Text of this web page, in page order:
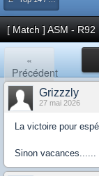
[ Match ] ASM - R92
«
Précédent
Grizzzly
27 mai 2026
La victoire pour
Sinon vacances......